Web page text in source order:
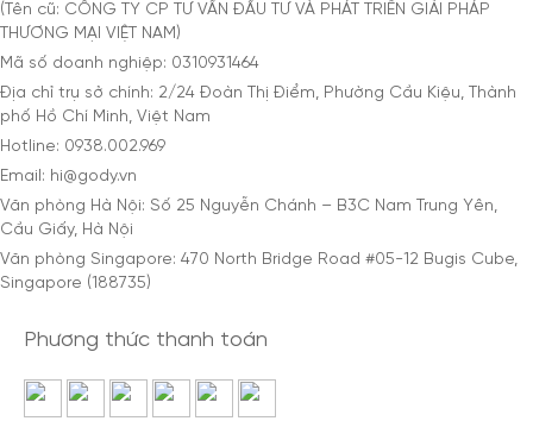
(Tên cũ: CÔNG TY CP TƯ VẤN ĐẦU TƯ VÀ PHÁT TRIỂN GIẢI PHÁP
THƯƠNG MẠI VIỆT NAM)
Mã số doanh nghiệp: 0310931464
Địa chỉ trụ sở chính: 2/24 Đoàn Thị Điểm, Phường Cầu Kiệu, Thành
phố Hồ Chí Minh, Việt Nam
Hotline: 0938.002.969
Email: hi@gody.vn
Văn phòng Hà Nội: Số 25 Nguyễn Chánh – B3C Nam Trung Yên,
Cầu Giấy, Hà Nội
Văn phòng Singapore: 470 North Bridge Road #05-12 Bugis Cube,
Singapore (188735)
Phương thức thanh toán